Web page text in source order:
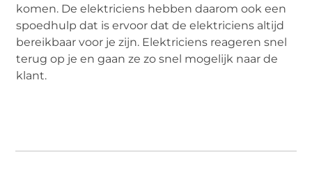
komen. De elektriciens hebben daarom ook een
spoedhulp dat is ervoor dat de elektriciens altijd
bereikbaar voor je zijn. Elektriciens reageren snel
terug op je en gaan ze zo snel mogelijk naar de
klant.